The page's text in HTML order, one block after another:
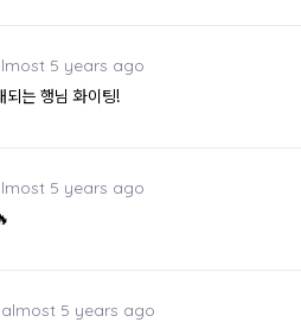
5 years ago
되는 행님 화이팅!
5 years ago
almost 5 years ago